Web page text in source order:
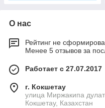
О нас
Рейтинг не
Менее 5 отзывов за
Работает с 27.07.2017
г. Кокшетау
улица Миржакипа
Кокшетау, Казахстан